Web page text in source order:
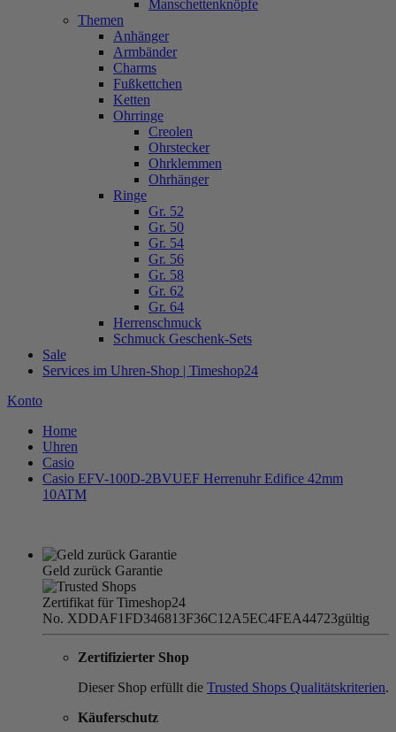
Manschettenknöpfe
Themen
Anhänger
Armbänder
Charms
Fußkettchen
Ketten
Ohrringe
Creolen
Ohrstecker
Ohrklemmen
Ohrhänger
Ringe
Gr. 52
Gr. 50
Gr. 54
Gr. 56
Gr. 58
Gr. 62
Gr. 64
Herrenschmuck
Schmuck Geschenk-Sets
Sale
Services im Uhren-Shop | Timeshop24
Konto
Home
Uhren
Casio
Casio EFV-100D-2BVUEF Herrenuhr Edifice 42mm
10ATM
Geld zurück Garantie
Zertifikat für Timeshop24
No. XDDAF1FD346813F36C12A5EC4FEA44723gültig
Zertifizierter Shop
Dieser Shop erfüllt die Trusted Shops Qualitätskriterien.
Käuferschutz